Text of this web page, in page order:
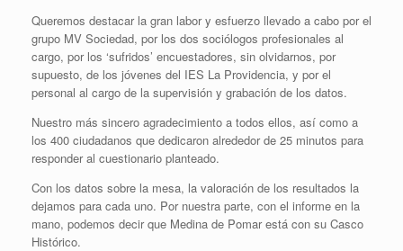
Queremos destacar la gran labor y esfuerzo llevado a cabo por el
grupo MV Sociedad, por los dos sociólogos profesionales al
cargo, por los ‘sufridos’ encuestadores, sin olvidarnos, por
supuesto, de los jóvenes del IES La Providencia, y por el
personal al cargo de la supervisión y grabación de los datos.
Nuestro más sincero agradecimiento a todos ellos, así como a
los 400 ciudadanos que dedicaron alrededor de 25 minutos para
responder al cuestionario planteado.
Con los datos sobre la mesa, la valoración de los resultados la
dejamos para cada uno. Por nuestra parte, con el informe en la
mano, podemos decir que Medina de Pomar está con su Casco
Histórico.